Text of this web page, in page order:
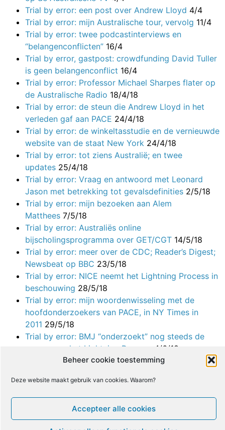
Beheer cookie toestemming
Deze website maakt gebruik van cookies. Waarom?
Accepteer alle cookies
Trial by error: een post over Andrew Lloyd 4/4
Trial by error: mijn Australische tour, vervolg 11/4
Trial by error: twee podcastinterviews en
“belangenconflicten” 16/4
Trial by error, gastpost: crowdfunding David Tuller
is geen belangenconflict 16/4
Trial by error: Professor Michael Sharpes flater op
de Australische Radio 18/4/18
Trial by error: de steun die Andrew Lloyd in het
verleden gaf aan PACE 24/4/18
Trial by error: de winkeltasstudie en de vernieuwde
website van de staat New York 24/4/18
Trial by error: tot ziens Australië; en twee
updates 25/4/18
Trial by error: Vraag en antwoord met Leonard
Jason met betrekking tot gevalsdefinities 2/5/18
Trial by error: mijn bezoeken aan Alem
Matthees 7/5/18
Trial by error: Australiës online
bijscholingsprogramma over GET/CGT 14/5/18
Trial by error: meer over de CDC; Reader’s Digest;
Newsbeat op BBC 23/5/18
Trial by error: NICE neemt het Lightning Process in
beschouwing 28/5/18
Trial by error: mijn woordenwisseling met de
hoofdonderzoekers van PACE, in NY Times in
2011 29/5/18
Trial by error: BMJ “onderzoekt” nog steeds de
paper over het Lightning Process
4/6/18
Trial by error: mijn brief aan Parlementslid
Trial by error: een brief aan
gezondheidsambtenaren over de lakse
redactionele maatstaven van BMJ
Trial By Error: mijn brief over de BMJ-studie aan